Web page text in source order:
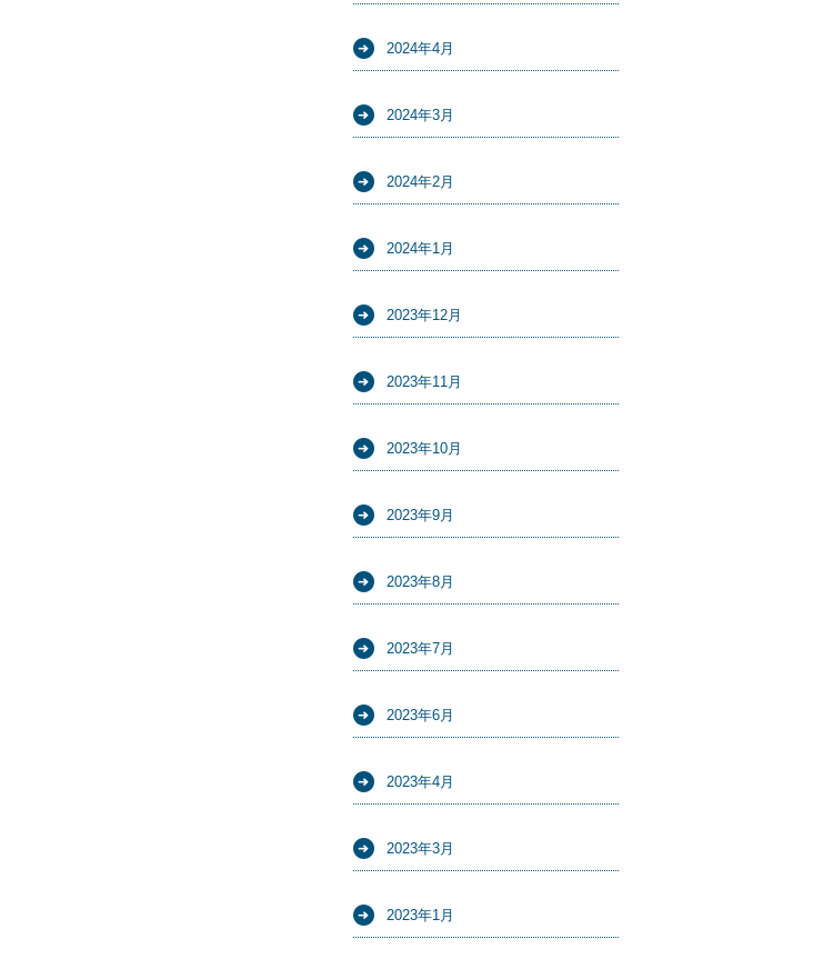
2024年4月
2024年3月
2024年2月
2024年1月
2023年12月
2023年11月
2023年10月
2023年9月
2023年8月
2023年7月
2023年6月
2023年4月
2023年3月
2023年1月